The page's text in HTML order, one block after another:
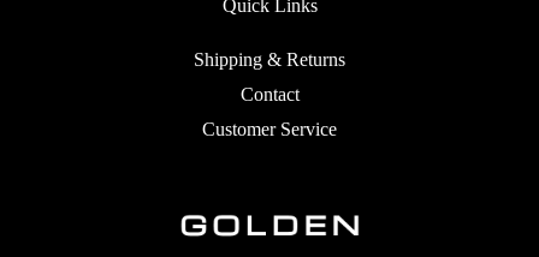
Quick Links
Shipping & Returns
Contact
Customer Service